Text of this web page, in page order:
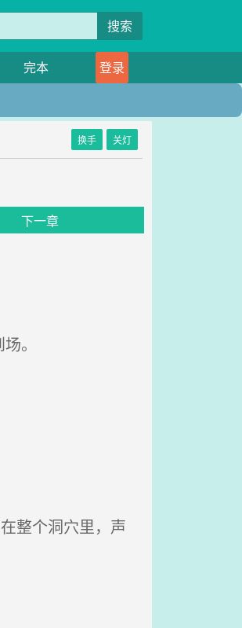
搜索
完本
登录
换手 关灯
下一章
。
整个洞穴里，声